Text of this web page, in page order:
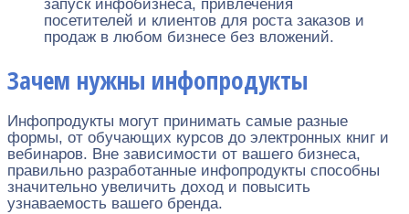
запуск инфобизнеса, привлечения
посетителей и клиентов для роста заказов и
продаж в любом бизнесе без вложений.
Зачем нужны инфопродукты
Инфопродукты могут принимать самые разные
формы, от обучающих курсов до электронных книг и
вебинаров. Вне зависимости от вашего бизнеса,
правильно разработанные инфопродукты способны
значительно увеличить доход и повысить
узнаваемость вашего бренда.